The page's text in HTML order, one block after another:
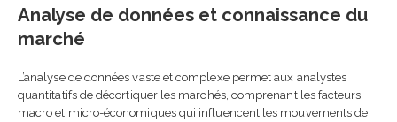
Analyse de données et connaissance du
marché
L’analyse de données vaste et complexe permet aux analystes
quantitatifs de décortiquer les marchés, comprenant les facteurs
macro et micro-économiques qui influencent les mouvements de